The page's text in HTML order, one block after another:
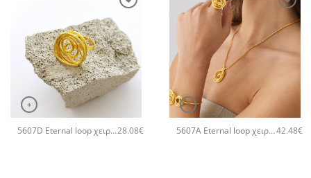
+
5607D Eternal loop χειροποίητο δαχτυλιδι Catherine bijoux Χρυσό28.08€
+
5607A Eternal loop χειροποίητο κολιέ Catherine bijoux Χρυσό42.48€